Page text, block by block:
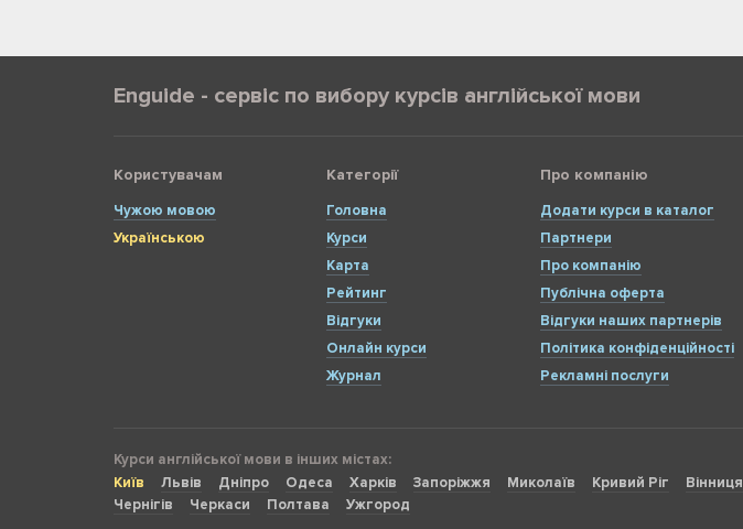
Enguide - сервіс по вибору курсів англійської мови
Користувачам
Чужою мовою
Українською
Категорії
Головна
Курси
Карта
Рейтинг
Відгуки
Онлайн курси
Журнал
Про компанію
Додати курси в каталог
Партнери
Про компанію
Публічна оферта
Відгуки наших партнерів
Політика конфіденційності
Рекламні послуги
Курси англійської мови в інших містах:
Київ
Львів Дніпро Одеса Харків Запоріжжя Миколаїв Кривий Ріг Вінниця
Чернігів
Черкаси Полтава Ужгород